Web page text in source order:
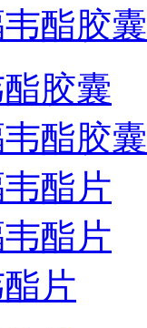
酯胶囊
胶囊
酯胶囊
酯片
酯片
片